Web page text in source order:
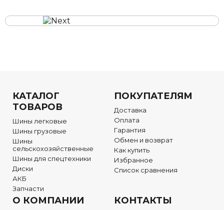
КАТАЛОГ
ТОВАРОВ
Шины легковые
Шины грузовые
Шины
сельскохозяйственные
Шины для спецтехники
Диски
АКБ
Запчасти
ПОКУПАТЕЛЯМ
Доставка
Оплата
Гарантия
Обмен и возврат
Как купить
Избранное
Список сравнения
О КОМПАНИИ КОНТАКТЫ